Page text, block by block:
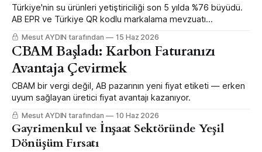
Türkiye'nin su ürünleri yetiştiriciliği son 5 yılda %76 büyüdü.
AB EPR ve Türkiye QR kodlu markalama mevzuatı
kapsamında biyo-çözünür balık ağı fırsatlarını inceledik.
Mesut AYDIN tarafından 15 Haz 2026
CBAM Başladı: Karbon Faturanızı
Avantaja Çevirmek
CBAM bir vergi değil, AB pazarının yeni fiyat etiketi — erken
uyum sağlayan üretici fiyat avantajı kazanıyor.
Mesut AYDIN tarafından 10 Haz 2026
Gayrimenkul ve İnşaat Sektöründe Yeşil
Dönüşüm Fırsatı